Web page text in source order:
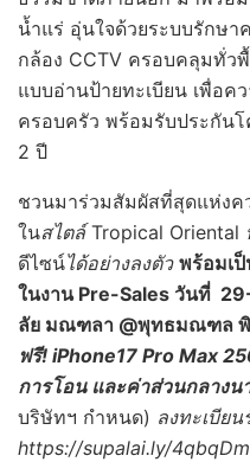
น้ำแร่ อุ่นใจด้วยระบบรักษ
กล้อง CCTV ครอบคลุมทั่ว
แบบอ่านป้ายทะเบียน เพื่อ
ครอบครัว พร้อมรับประกัน
2 ปี
ชวนมาร่วมสัมผัสที่สุดแห่งค
ในสไตล์Tropical Oriental
ดีไซน์ได้อย่างลงตัว พร้อมเ
ในงาน Pre-Sales วันที่
ลัย มณฑลา @พุทธมณฑล พิ
ฟรี! iPhone17 Pro Max
การโอน และค่าส่วนกลางน
บริษัทฯ กำหนด) ลงทะเบีย
https://supalai.ly/